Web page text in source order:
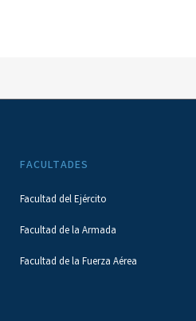
FACULTADES
Facultad del Ejército
Facultad de la Armada
Facultad de la Fuerza Aérea